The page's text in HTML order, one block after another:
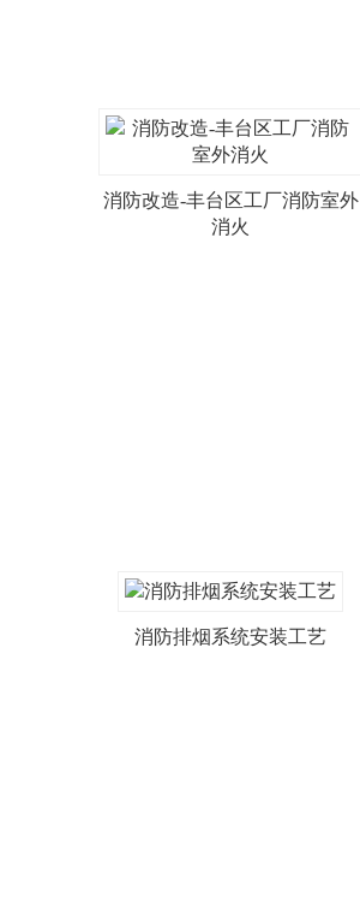
消防改造-丰台区工厂消防室外
消火
消防排烟系统安装工艺